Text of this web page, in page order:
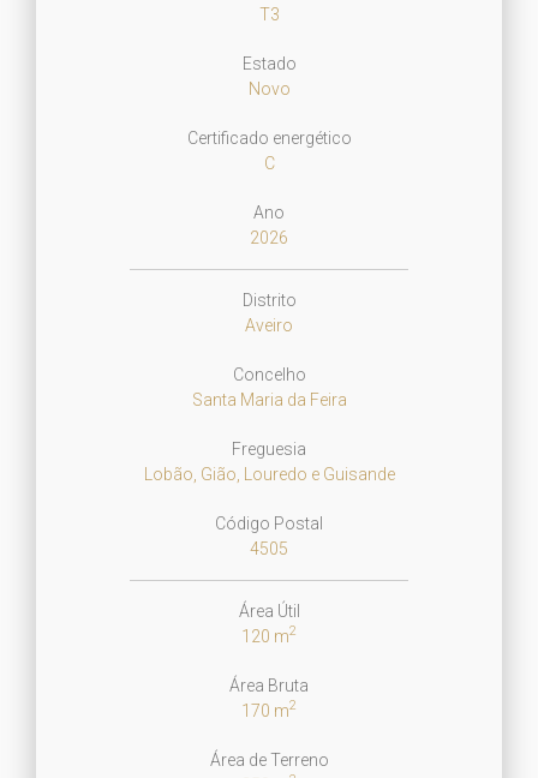
T3
Estado
Novo
Certificado energético
C
Ano
2026
Distrito
Aveiro
Concelho
Santa Maria da Feira
Freguesia
Lobão, Gião, Louredo e Guisande
Código Postal
4505
Área Útil
120 m2
Área Bruta
170 m2
Área de Terreno